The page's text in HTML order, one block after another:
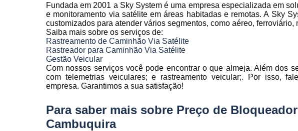
Fundada em 2001 a Sky System é uma empresa especializada em
e monitoramento via satélite em áreas habitadas e remotas. A Sky
customizados para atender vários segmentos, como aéreo, ferroviário,
Saiba mais sobre os serviços de:
Rastreamento de Caminhão Via Satélite
Rastreador para Caminhão Via Satélite
Gestão Veicular
Com nossos serviços você pode encontrar o que almeja. Além dos
com telemetrias veiculares; e rastreamento veicular;. Por isso,
empresa. Garantimos a sua satisfação!
Para saber mais sobre Preço de
Cambuquira